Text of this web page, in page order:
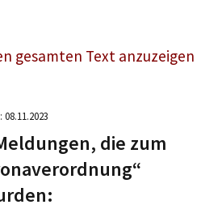
gesamten Text anzuzeigen
die zum